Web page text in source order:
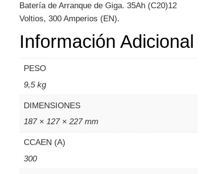
Batería de Arranque de Giga. 35Ah (C20)12
Voltios, 300 Amperios (EN).
Información Adicional
PESO
9,5 kg
DIMENSIONES
187 × 127 × 227 mm
CCAEN (A)
300